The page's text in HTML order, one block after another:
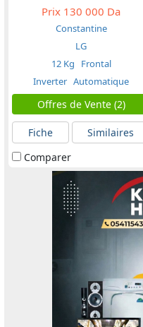
Prix 130 000 Da
Constantine
LG
12 Kg
Frontal
Inverter Automatique
Offres de Vente (2)
Fiche
Similaires
Comparer